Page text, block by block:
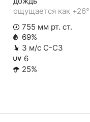
ощущается как +26°
755 мм рт. ст.
69%
3 м/с С-СЗ
6
25%